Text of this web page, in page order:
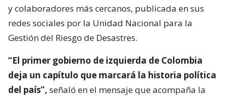
y colaboradores más cercanos, publicada en sus
redes sociales por la Unidad Nacional para la
Gestión del Riesgo de Desastres.
“El primer gobierno de izquierda de Colombia
deja un capítulo que marcará la historia política
del país”, señaló en el mensaje que acompaña la